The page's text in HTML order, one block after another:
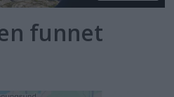
funnet